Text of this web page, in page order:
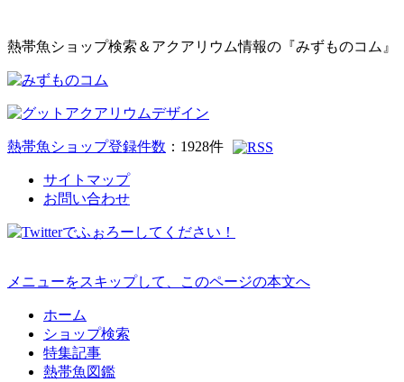
熱帯魚ショップ検索＆アクアリウム情報の『みずものコム』
熱帯魚ショップ登録件数 ： 1928件
サイトマップ
お問い合わせ
メニューをスキップして、このページの本文へ
ホーム
ショップ検索
特集記事
熱帯魚図鑑